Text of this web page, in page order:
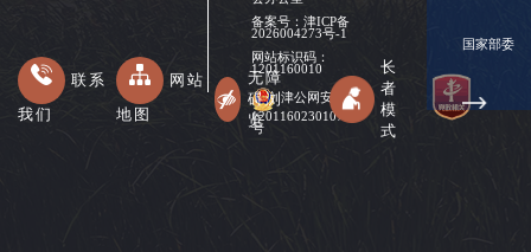
备案号： 津ICP备
2026004273号-1
网站标识码：
1201160010
津公网安备
12011602301078
号
联系
我们
网站
地图
无障
碍浏
览
长
者
模
式
国家部委